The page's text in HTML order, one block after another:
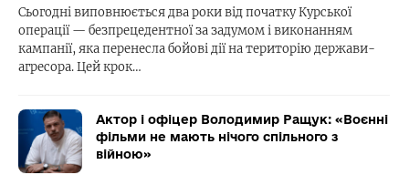
Сьогодні виповнюється два роки від початку Курської
операції — безпрецедентної за задумом і виконанням
кампанії, яка перенесла бойові дії на територію держави-
агресора. Цей крок…
Актор і офіцер Володимир Ращук: «Воєнні
фільми не мають нічого спільного з
війною»